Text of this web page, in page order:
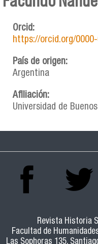
Orcid:
https://orcid.org/
País de origen:
Argentina
Afiliación:
Universidad de
Revista Historia
Facultad de
Las Sophoras 135,